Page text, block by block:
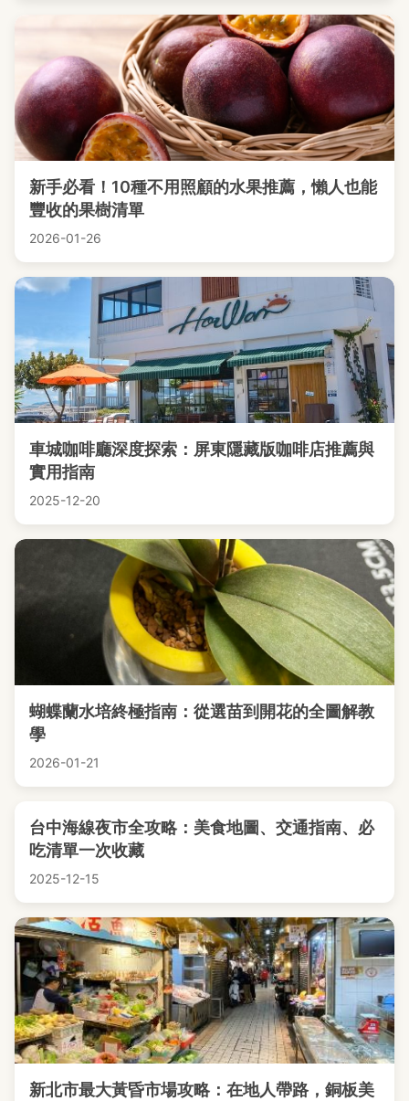
新手必看！10種不用照顧的水果推薦，懶人也能
豐收的果樹清單
2026-01-26
車城咖啡廳深度探索：屏東隱藏版咖啡店推薦與
實用指南
2025-12-20
蝴蝶蘭水培終極指南：從選苗到開花的全圖解教
學
2026-01-21
台中海線夜市全攻略：美食地圖、交通指南、必
吃清單一次收藏
2025-12-15
新北市最大黃昏市場攻略：在地人帶路，銅板美